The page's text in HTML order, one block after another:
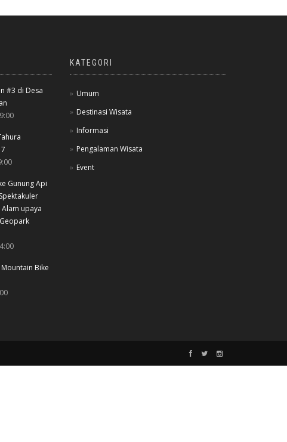
#3 di Desa
Gunung Api
upaya
Bike
KATEGORI
Umum
Destinasi Wisata
Informasi
Pengalaman Wisata
Event